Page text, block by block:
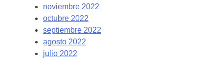
noviembre 2022
octubre 2022
septiembre 2022
agosto 2022
julio 2022